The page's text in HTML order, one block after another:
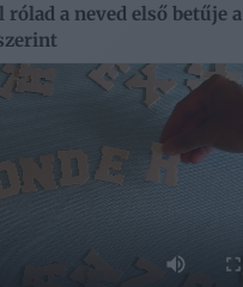
rólad a neved első betűje a